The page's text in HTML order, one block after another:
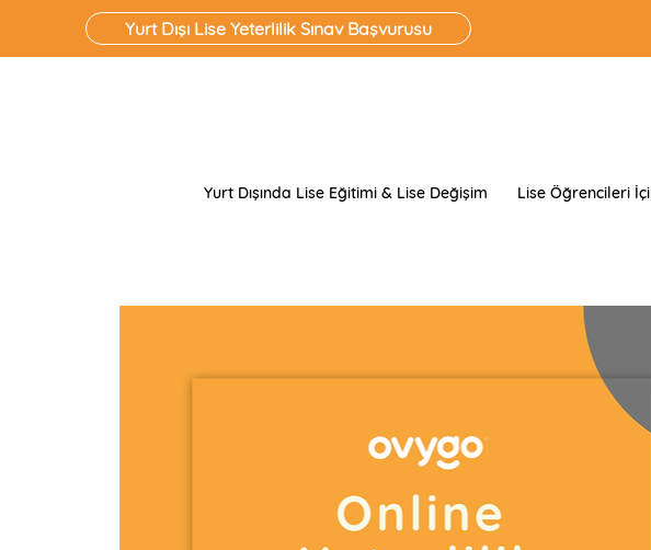
Yurt Dışı Lise Yeterlilik Sınav Başvurusu
Yurt Dışında Lise Eğitimi & Lise Değişim Lise Öğrencileri